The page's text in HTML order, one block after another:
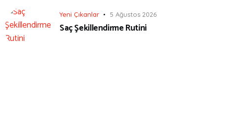
Yeni Çıkanlar 5 Ağustos 2026
Saç Şekillendirme Rutini